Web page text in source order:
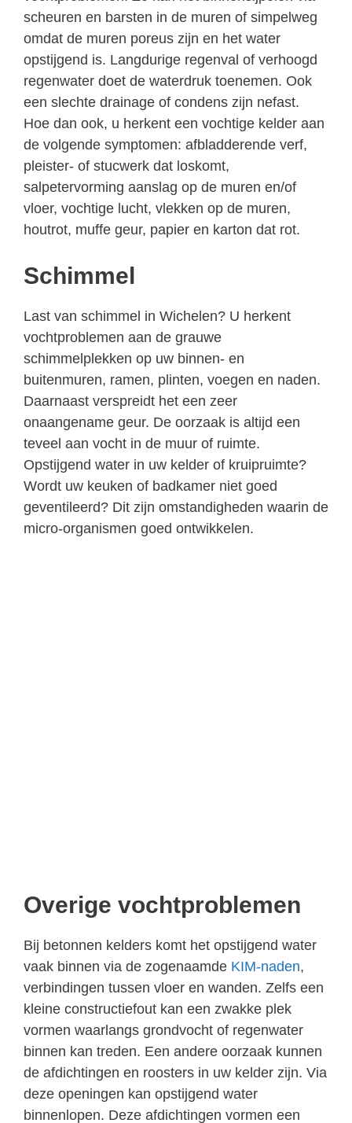
scheuren en barsten in de muren of simpelweg
omdat de muren poreus zijn en het water
opstijgend is. Langdurige regenval of verhoogd
regenwater doet de waterdruk toenemen. Ook
een slechte drainage of condens zijn nefast.
Hoe dan ook, u herkent een vochtige kelder aan
de volgende symptomen: afbladderende verf,
pleister- of stucwerk dat loskomt,
salpetervorming aanslag op de muren en/of
vloer, vochtige lucht, vlekken op de muren,
houtrot, muffe geur, papier en karton dat rot.
Schimmel
Last van schimmel in Wichelen? U herkent
vochtproblemen aan de grauwe
schimmelplekken op uw binnen- en
buitenmuren, ramen, plinten, voegen en naden.
Daarnaast verspreidt het een zeer
onaangename geur. De oorzaak is altijd een
teveel aan vocht in de muur of ruimte.
Opstijgend water in uw kelder of kruipruimte?
Wordt uw keuken of badkamer niet goed
geventileerd? Dit zijn omstandigheden waarin de
micro-organismen goed ontwikkelen.
Overige vochtproblemen
Bij betonnen kelders komt het opstijgend water
vaak binnen via de zogenaamde KIM-naden,
verbindingen tussen vloer en wanden. Zelfs een
kleine constructiefout kan een zwakke plek
vormen waarlangs grondvocht of regenwater
binnen kan treden. Een andere oorzaak kunnen
de afdichtingen en roosters in uw kelder zijn. Via
deze openingen kan opstijgend water
binnenlopen. Deze afdichtingen vormen een